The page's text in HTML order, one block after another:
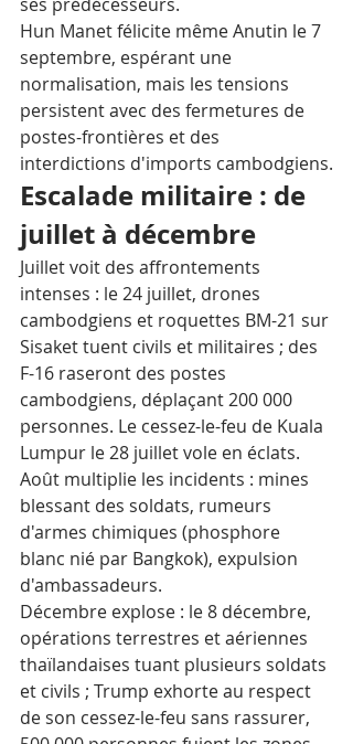
Hun Manet félicite même Anutin le 7
septembre, espérant une
normalisation, mais les tensions
persistent avec des fermetures de
postes-frontières et des
interdictions d'imports cambodgiens.
Escalade militaire : de
juillet à décembre
Juillet voit des affrontements
intenses : le 24 juillet, drones
cambodgiens et roquettes BM-21 sur
Sisaket tuent civils et militaires ; des
F-16 raseront des postes
cambodgiens, déplaçant 200 000
personnes. Le cessez-le-feu de Kuala
Lumpur le 28 juillet vole en éclats.
Août multiplie les incidents : mines
blessant des soldats, rumeurs
d'armes chimiques (phosphore
blanc nié par Bangkok), expulsion
d'ambassadeurs.
Décembre explose : le 8 décembre,
opérations terrestres et aériennes
thaïlandaises tuant plusieurs soldats
et civils ; Trump exhorte au respect
de son cessez-le-feu sans rassurer,